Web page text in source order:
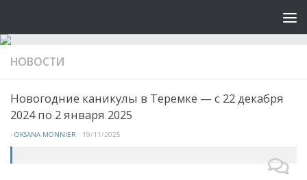
НОВОСТИ
Новогодние каникулы в Теремке — с 22 декабря
2024 по 2 января 2025
- OKSANA MONNIER · 19/11/2025